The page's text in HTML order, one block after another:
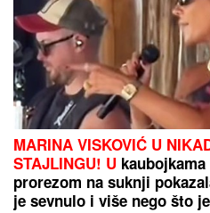
MARINA VISKOVIĆ U
STAJLINGU! U
prorezom na suknji
je sevnulo i više nego što